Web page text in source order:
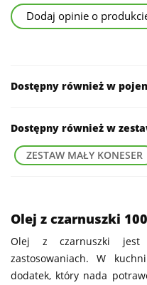
Dodaj opinie o
Dostępny również w
Dostępny również w
ZESTAW MAŁY KONESER
Olej z czarnuszki
Olej z czarnuszki
zastosowaniach. W
dodatek, który nada